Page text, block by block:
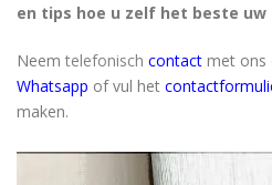
en tips hoe u zelf het beste
Neem telefonisch contact met ons
Whatsapp of vul het
maken.